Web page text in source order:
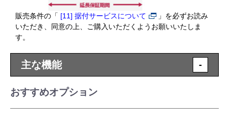
販売条件の「 [11] 据付サービスについて
」を必ずお読み
いただき、同意の上、ご購入いただくようお願いいたしま
す。
主な機能 -
おすすめオプション